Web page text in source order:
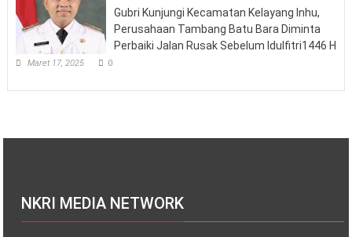
Gubri Kunjungi Kecamatan Kelayang Inhu,
Perusahaan Tambang Batu Bara Diminta
Perbaiki Jalan Rusak Sebelum Idulfitri1446 H
Maret 17, 2025 0
NKRI MEDIA NETWORK